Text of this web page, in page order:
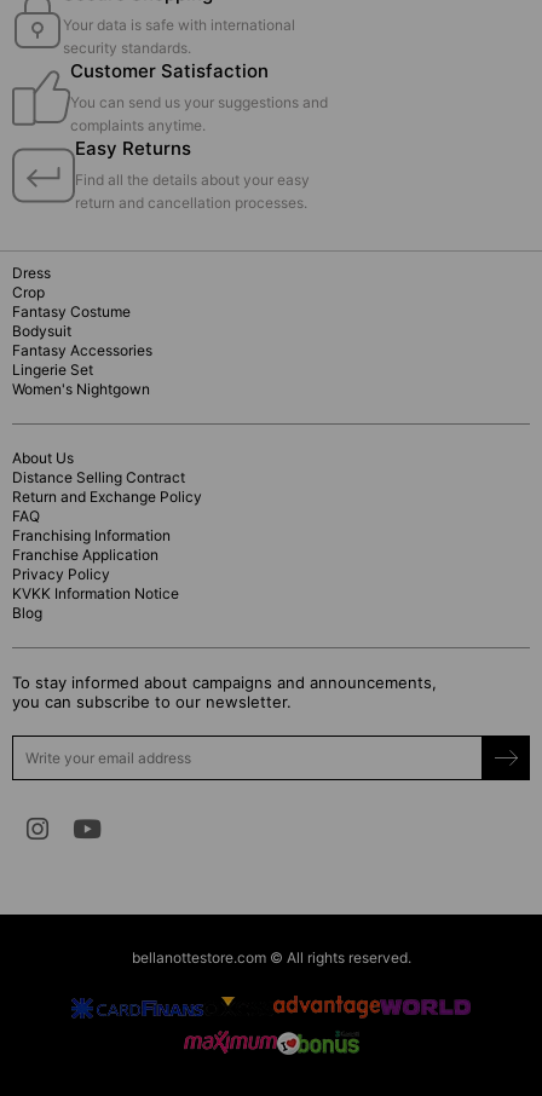
Your data is safe with international
security standards.
Customer Satisfaction
You can send us your suggestions and
complaints anytime.
Easy Returns
Find all the details about your easy
return and cancellation processes.
Dress
Crop
Fantasy Costume
Bodysuit
Fantasy Accessories
Lingerie Set
Women's Nightgown
About Us
Distance Selling Contract
Return and Exchange Policy
FAQ
Franchising Information
Franchise Application
Privacy Policy
KVKK Information Notice
Blog
To stay informed about campaigns and announcements,
you can subscribe to our newsletter.
bellanottestore.com © All rights reserved.